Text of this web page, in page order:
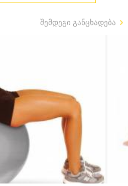
შემდეგი განცხადება